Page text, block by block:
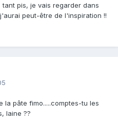
pis, je vais regarder dans
peut-être de l'inspiration !!
la pâte fimo.....comptes-tu les
laine ??